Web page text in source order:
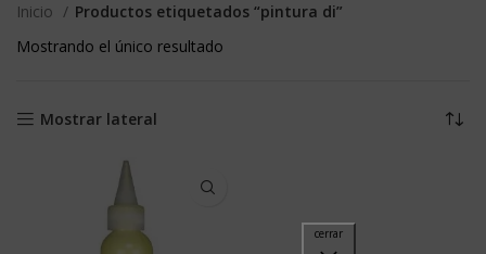
Inicio
Productos etiquetados “pintura di”
Mostrando el único resultado
Mostrar lateral